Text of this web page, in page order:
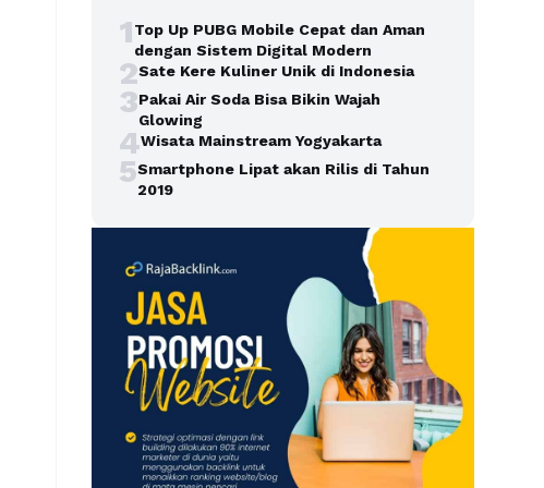
1Top Up PUBG Mobile Cepat dan Aman
dengan Sistem Digital Modern
2Sate Kere Kuliner Unik di Indonesia
3Pakai Air Soda Bisa Bikin Wajah
Glowing
4Wisata Mainstream Yogyakarta
5Smartphone Lipat akan Rilis di Tahun
2019